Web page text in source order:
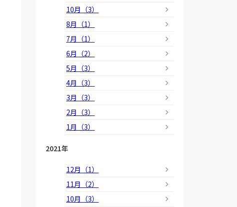
10月（3）
8月（1）
7月（1）
6月（2）
5月（3）
4月（3）
3月（3）
2月（3）
1月（3）
2021年
12月（1）
11月（2）
10月（3）